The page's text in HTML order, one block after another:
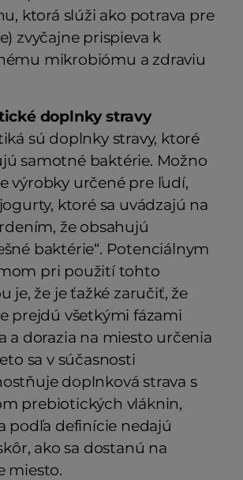
ktorá slúži ako potrava pre
zvyčajne prispieva k
mikrobiómu a zdraviu
doplnky stravy
sú doplnky stravy, ktoré
samotné baktérie. Možno
výrobky určené pre ľudí,
ktoré sa uvádzajú na
že obsahujú
baktérie“. Potenciálnym
pri použití tohto
je, že je ťažké zaručiť, že
prejdú všetkými fázami
a dorazia na miesto určenia
sa v súčasnosti
doplnková strava s
prebiotických vláknin,
podľa definície nedajú
ako sa dostanú na
miesto.